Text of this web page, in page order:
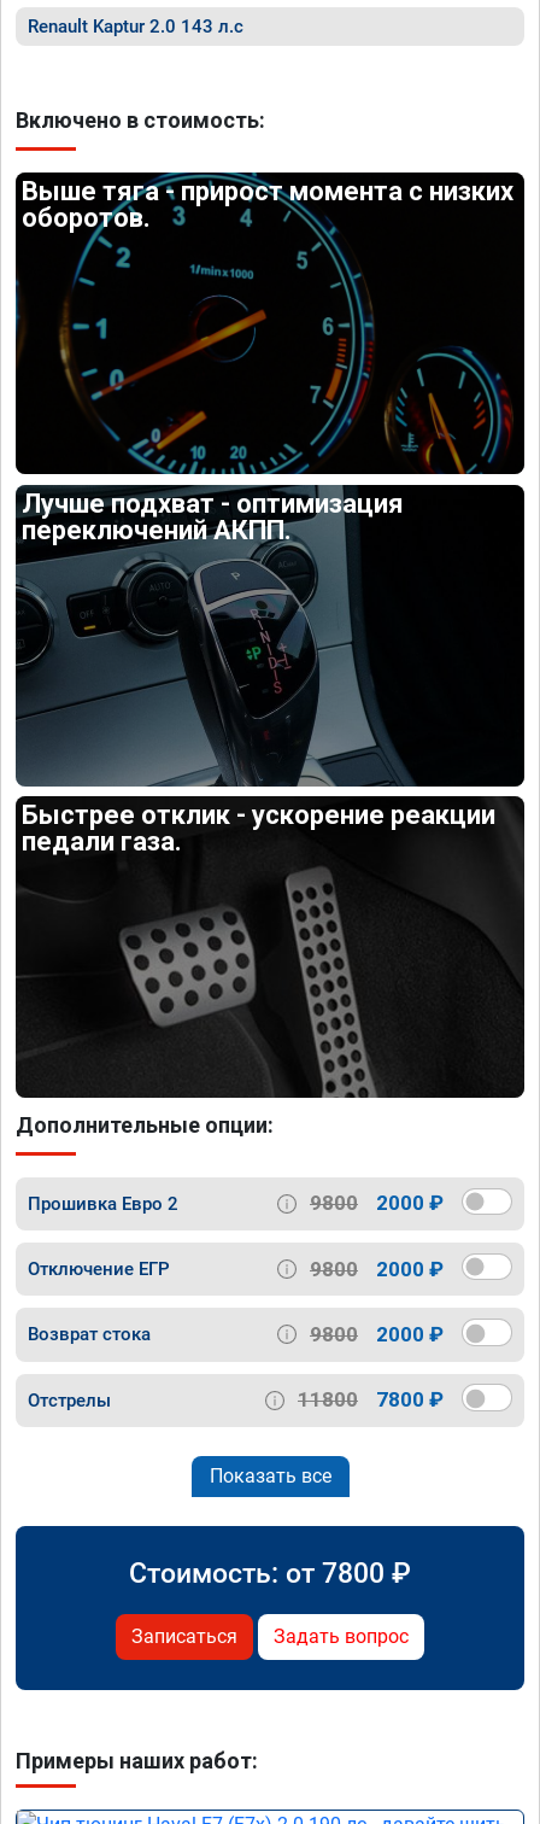
Renault Kaptur 2.0 143 л.с
Включено в стоимость:
Выше тяга - прирост момента с низких
оборотов.
Лучше подхват - оптимизация
переключений АКПП.
Быстрее отклик - ускорение реакции
педали газа.
Дополнительные опции:
Прошивка Евро 2 9800 2000 ₽
Отключение ЕГР 9800 2000 ₽
Возврат стока 9800 2000 ₽
Отстрелы 11800 7800 ₽
Показать все
Стоимость: от 7800 ₽
Записаться Задать вопрос
Примеры наших работ: